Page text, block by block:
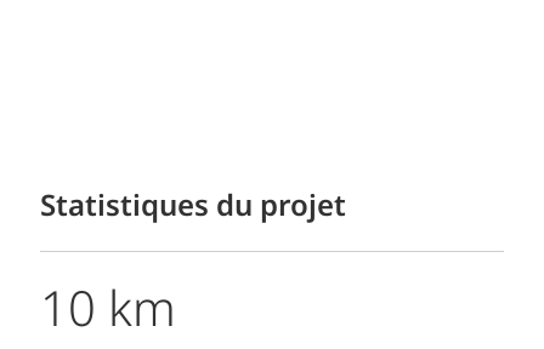
Statistiques du projet
10 km